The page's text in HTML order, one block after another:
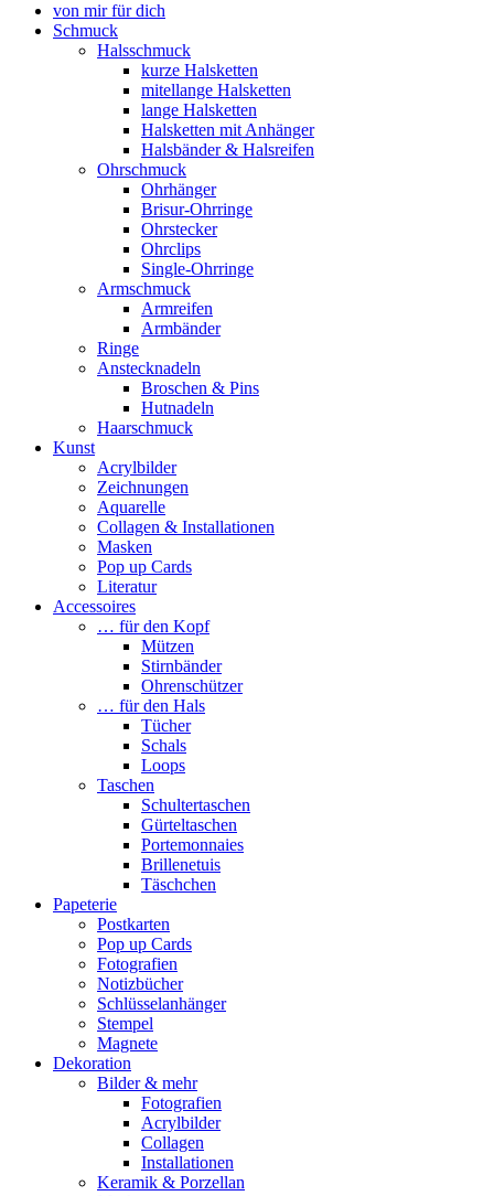
von mir für dich
Schmuck
Halsschmuck
kurze Halsketten
mitellange Halsketten
lange Halsketten
Halsketten mit Anhänger
Halsbänder & Halsreifen
Ohrschmuck
Ohrhänger
Brisur-Ohrringe
Ohrstecker
Ohrclips
Single-Ohrringe
Armschmuck
Armreifen
Armbänder
Ringe
Anstecknadeln
Broschen & Pins
Hutnadeln
Haarschmuck
Kunst
Acrylbilder
Zeichnungen
Aquarelle
Collagen & Installationen
Masken
Pop up Cards
Literatur
Accessoires
… für den Kopf
Mützen
Stirnbänder
Ohrenschützer
… für den Hals
Tücher
Schals
Loops
Taschen
Schultertaschen
Gürteltaschen
Portemonnaies
Brillenetuis
Täschchen
Papeterie
Postkarten
Pop up Cards
Fotografien
Notizbücher
Schlüsselanhänger
Stempel
Magnete
Dekoration
Bilder & mehr
Fotografien
Acrylbilder
Collagen
Installationen
Keramik & Porzellan